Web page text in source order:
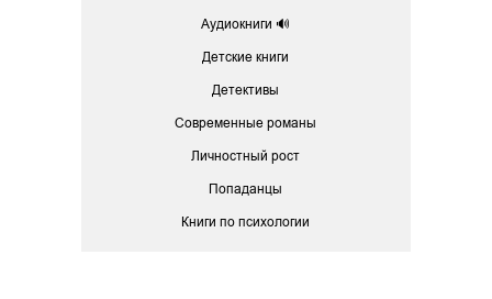
Аудиокниги 🔊
Детские книги
Детективы
Современные романы
Личностный рост
Попаданцы
Книги по психологии